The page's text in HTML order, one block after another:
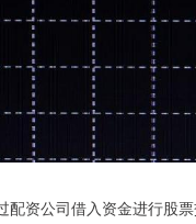
配资公司借入资金进行股